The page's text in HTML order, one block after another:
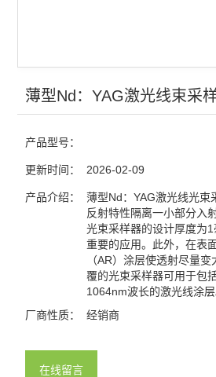
合束镜
窗口片
棱镜
深紫外LED
薄型Nd：YAG激光线束采
产品型号：
更新时间： 2026-02-09
产品介绍：
薄型Nd：YAG激光线光
反射特性隔离一小部分入
光束采样器的设计厚度为
重要的应用。此外，在表
（AR）涂层使透射尽量
覆的光束采样器可用于包
1064nm波长的激光线涂层
厂商性质：
经销商
在线留言